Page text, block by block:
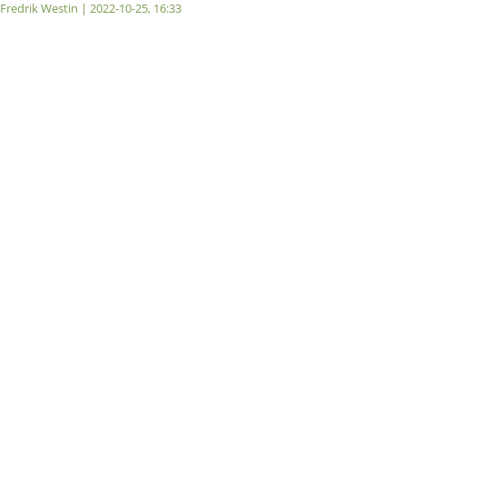
Fredrik Westin | 2022-10-25, 16:33